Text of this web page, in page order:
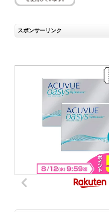
スポンサーリンク